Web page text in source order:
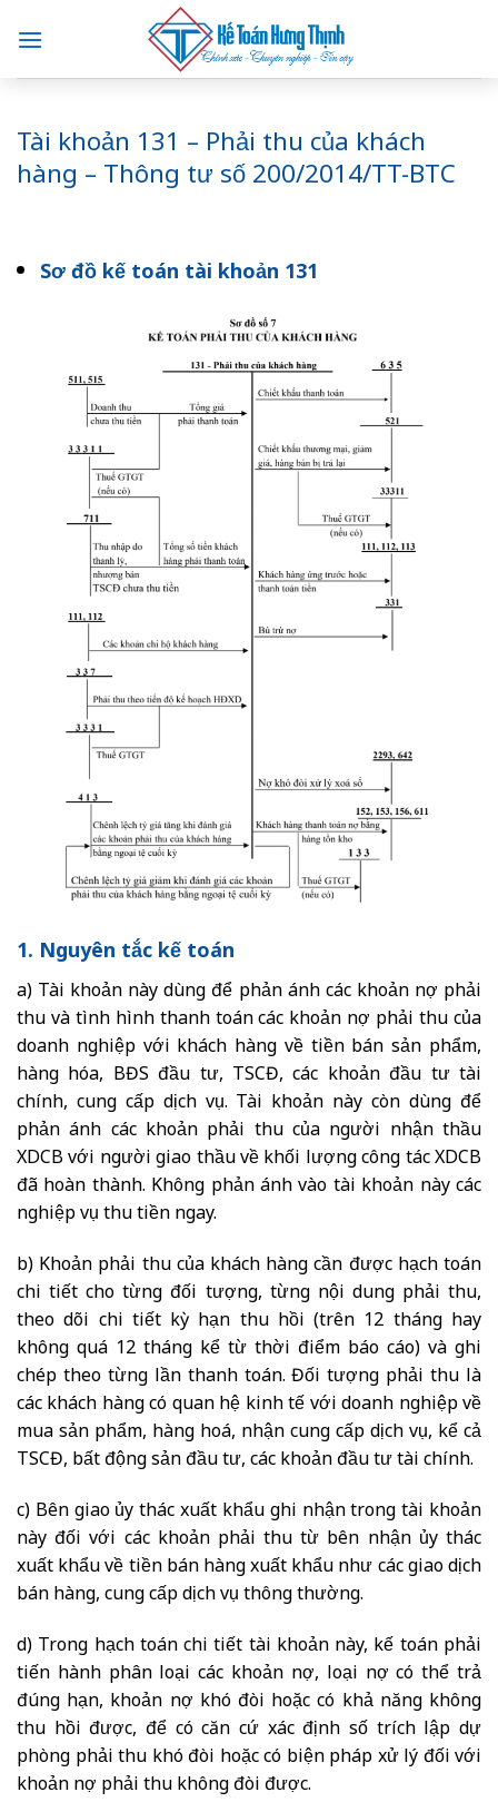
content
Tài khoản 131 – Phải thu của khách
hàng – Thông tư số 200/2014/TT-BTC
Sơ đồ kế toán tài khoản 131
1. Nguyên tắc kế toán
a) Tài khoản này dùng để phản ánh các khoản nợ phải
thu và tình hình thanh toán các khoản nợ phải thu của
doanh nghiệp với khách hàng về tiền bán sản phẩm,
hàng hóa, BĐS đầu tư, TSCĐ, các khoản đầu tư tài
chính, cung cấp dịch vụ. Tài khoản này còn dùng để
phản ánh các khoản phải thu của người nhận thầu
XDCB với người giao thầu về khối lượng công tác XDCB
đã hoàn thành. Không phản ánh vào tài khoản này các
nghiệp vụ thu tiền ngay.
b) Khoản phải thu của khách hàng cần được hạch toán
chi tiết cho từng đối tượng, từng nội dung phải thu,
theo dõi chi tiết kỳ hạn thu hồi (trên 12 tháng hay
không quá 12 tháng kể từ thời điểm báo cáo) và ghi
chép theo từng lần thanh toán. Đối tượng phải thu là
các khách hàng có quan hệ kinh tế với doanh nghiệp về
mua sản phẩm, hàng hoá, nhận cung cấp dịch vụ, kể cả
TSCĐ, bất động sản đầu tư, các khoản đầu tư tài chính.
c) Bên giao ủy thác xuất khẩu ghi nhận trong tài khoản
này đối với các khoản phải thu từ bên nhận ủy thác
xuất khẩu về tiền bán hàng xuất khẩu như các giao dịch
bán hàng, cung cấp dịch vụ thông thường.
d) Trong hạch toán chi tiết tài khoản này, kế toán phải
tiến hành phân loại các khoản nợ, loại nợ có thể trả
đúng hạn, khoản nợ khó đòi hoặc có khả năng không
thu hồi được, để có căn cứ xác định số trích lập dự
phòng phải thu khó đòi hoặc có biện pháp xử lý đối với
khoản nợ phải thu không đòi được.